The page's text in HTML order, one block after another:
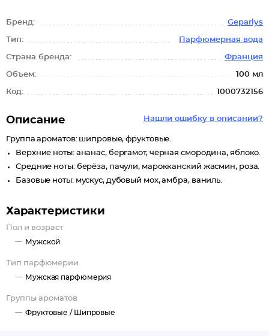
Бренд: Geparlys
Тип: Парфюмерная вода
Страна бренда: Франция
Объем: 100 мл
Код: 1000732156
Нашли ошибку в описании?
Описание
Группа ароматов: шипровые, фруктовые.
Верхние ноты: ананас, бергамот, чёрная смородина, яблоко.
Средние ноты: берёза, пачули, марокканский жасмин, роза.
Базовые ноты: мускус, дубовый мох, амбра, ваниль.
Характеристики
Пол и возраст
Мужской
Тип парфюмерии
Мужская парфюмерия
Группы ароматов
Фруктовые / Шипровые